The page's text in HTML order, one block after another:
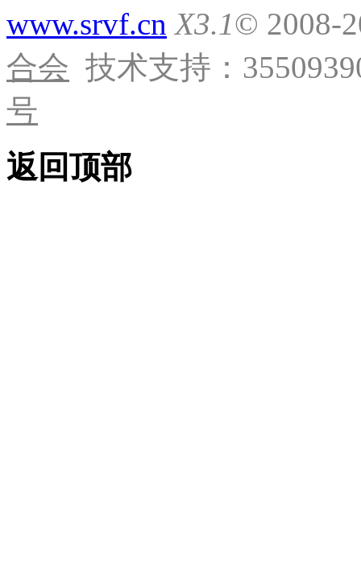
www.srvf.cn X3.1© 2008-
合会 技术支持：
号
返回顶部